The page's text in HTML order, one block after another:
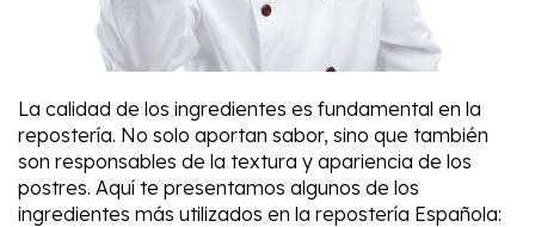
La calidad de los ingredientes es fundamental en la
repostería. No solo aportan sabor, sino que también
son responsables de la textura y apariencia de los
postres. Aquí te presentamos algunos de los
ingredientes más utilizados en la repostería Española: